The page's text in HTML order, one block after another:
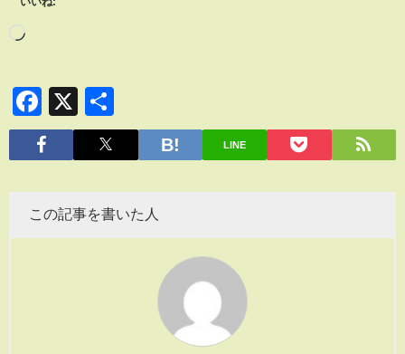
Facebook
X
有
LINE
この記事を書いた人